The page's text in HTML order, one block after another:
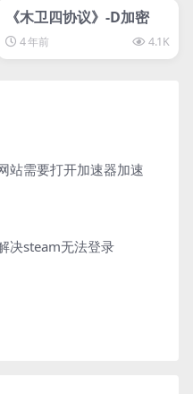
svip专属
《木卫四协议》-D加密
4 年前 4.1K
站需要打开加速器加速
决steam无法登录